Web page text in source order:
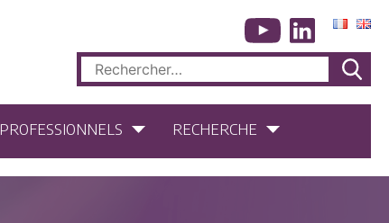
Rechercher :
PROFESSIONNELS RECHERCHE